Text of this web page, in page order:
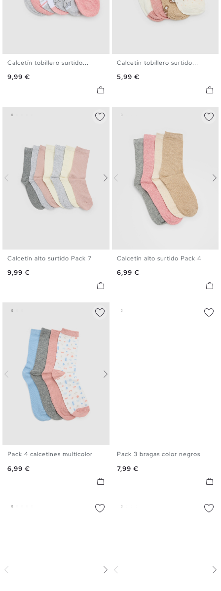
Calcetín tobillero surtido...
Precio
9,99 €
Calcetín tobillero surtido...
Precio
5,99 €
Calcetín alto surtido Pack 7
Precio
9,99 €
Calcetín alto surtido Pack 4
Precio
6,99 €
Pack 4 calcetines multicolor
Precio
6,99 €
S
Pack 3 bragas color negros
Precio
7,99 €